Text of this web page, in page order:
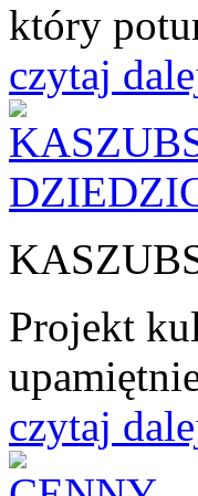
który
czytaj
Projekt
czytaj